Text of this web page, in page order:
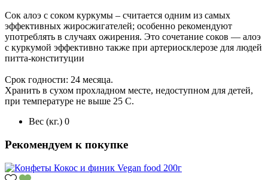
Сок алоэ с соком куркумы – считается одним из самых
эффективных жиросжигателей; особенно рекомендуют
употреблять в случаях ожирения. Это сочетание соков — алоэ
с куркумой эффективно также при артериосклерозе для людей
питта-конституции
Срок годности: 24 месяца.
Хранить в сухом прохладном месте, недоступном для детей,
при температуре не выше 25 С.
Вес (кг.) 0
Рекомендуем к покупке